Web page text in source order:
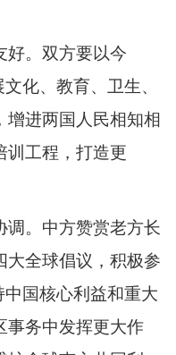
好。双方要以今
化、教育、卫生、
增进两国人民相知相
训工程，打造更
调。中方赞赏老方长
大全球倡议，积极参
中国核心利益和重大
事务中发挥更大作